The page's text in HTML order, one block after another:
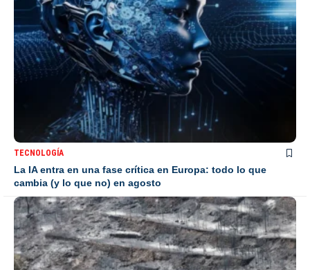
TECNOLOGÍA
La IA entra en una fase crítica en Europa: todo lo que
cambia (y lo que no) en agosto